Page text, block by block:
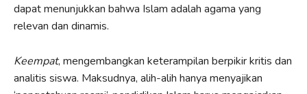
dapat menunjukkan bahwa Islam adalah agama yang
relevan dan dinamis.
Keempat, mengembangkan keterampilan berpikir kritis dan
analitis siswa. Maksudnya, alih-alih hanya menyajikan